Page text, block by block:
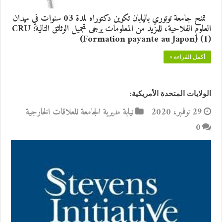
تمنح جامعة توتوري باليابان تكوين دكتوراه لمدة 03 سنوات في ميدان
العلوم الفلاحية، للمزيد من المعلومات يرجى تجميل الوثائق التالية: CRU
(Formation payante au Japon) (1)
أكمل القراءة »
الولايات المتحدة الأمريكية:
29 نوفمبر، 2020
نيابة مديرية الجامعة للعلاقات الخارجية
0